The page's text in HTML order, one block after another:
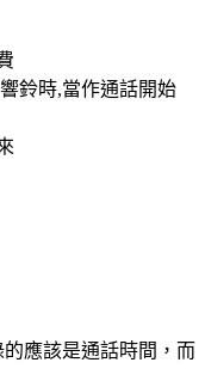
鈴時,當作通話開始
應該是通話時間，而